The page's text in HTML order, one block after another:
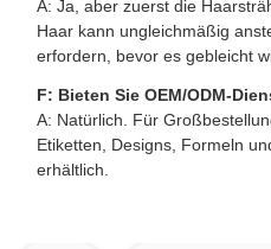
A: Ja, aber zuerst die
Haar kann ungleichmäßig
erfordern, bevor es gebleicht
F: Bieten Sie OEM/ODM-
A: Natürlich. Für
Etiketten, Designs, Formeln
erhältlich.